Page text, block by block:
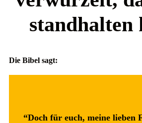
standhalten
Die Bibel sagt:
“Doch für euch, meine lieben